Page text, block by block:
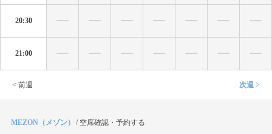
20:30
21:00
< 前週 次週 >
MEZON（メゾン） / 空席確認・予約する